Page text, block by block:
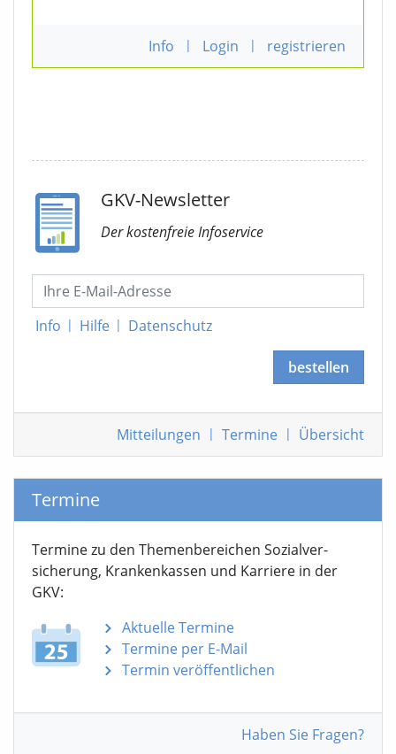
Info | Login | registrieren
GKV-Newsletter
Der kostenfreie Infoservice
Info | Hilfe | Datenschutz
bestellen
Mitteilungen | Termine | Übersicht
Termine
Termine zu den Themen­bereichen Sozialver­
sicherung, Krankenkassen und Karriere in der
GKV:
Aktuelle Termine
Termine per E-Mail
Termin veröffentlichen
Haben Sie Fragen?